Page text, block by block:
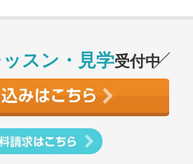
スン・見学受付中